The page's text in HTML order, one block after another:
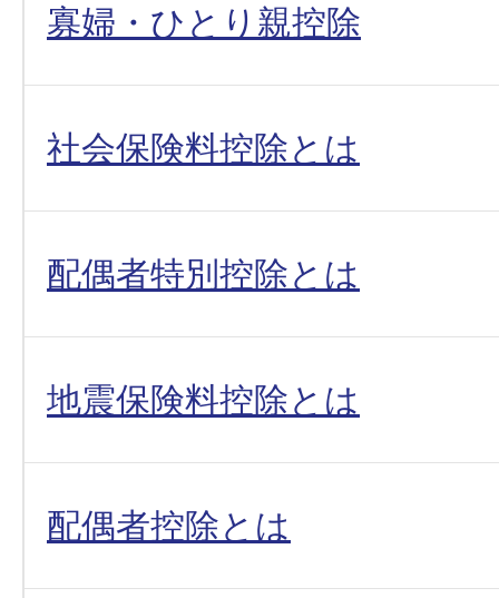
寡婦・ひとり親控除
社会保険料控除とは
配偶者特別控除とは
地震保険料控除とは
配偶者控除とは